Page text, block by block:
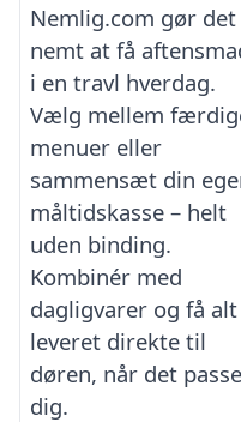
Nemlig.com gør det
nemt at få
i en travl hverdag.
Vælg mellem
menuer eller
sammensæt din
måltidskasse – helt
uden binding.
Kombinér med
dagligvarer og få alt
leveret direkte til
døren, når det
dig.